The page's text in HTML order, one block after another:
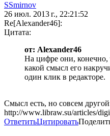
SSmirnov
26 июл. 2013 г., 22:21:52
Re[Alexander46]:
Цитата:
от: Alexander46
На цифре они, конечно,
какой смысл его
один клик в редакторе.
Смысл есть, но совсем
http://www.libraw.su/articles/
ОтветитьЦитировать